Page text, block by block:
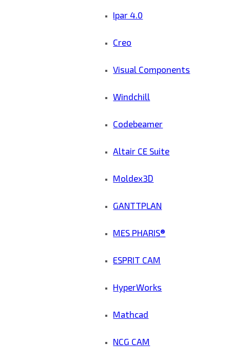
Ipar 4.0
Creo
Visual Components
Windchill
Codebeamer
Altair CE Suite
Moldex3D
GANTTPLAN
MES PHARIS®
ESPRIT CAM
HyperWorks
Mathcad
NCG CAM